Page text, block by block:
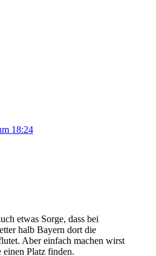
18:24
etwas Sorge, dass bei
halb Bayern dort die
Aber einfach machen wirst
Platz finden.